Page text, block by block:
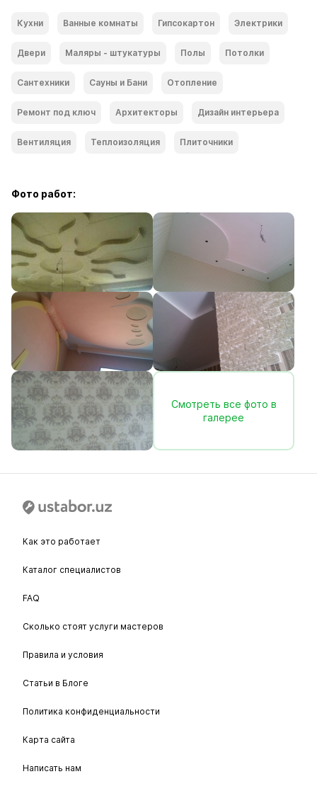
Кухни Ванные комнаты Гипсокартон Электрики
Двери Маляры - штукатуры Полы Потолки
Сантехники Сауны и Бани Отопление
Ремонт под ключ Архитекторы Дизайн интерьера
Вентиляция Теплоизоляция Плиточники
Фото работ:
Смотреть все фото в
галерее
Как это работает
Каталог специалистов
FAQ
Сколько стоят услуги мастеров
Правила и условия
Статьи в Блоге
Политика конфиденциальности
Карта сайта
Написать нам